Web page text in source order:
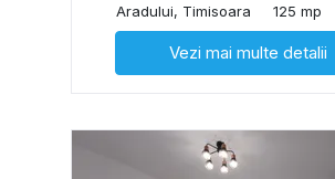
Aradului, Timisoara
125 mp
Vezi mai multe detalii